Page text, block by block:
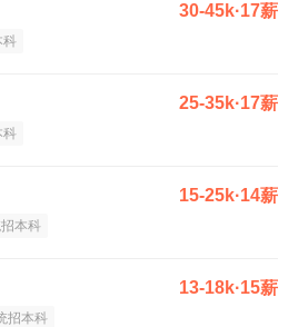
30-45k·17薪
科
25-35k·17薪
科
15-25k·14薪
本科
13-18k·15薪
招本科